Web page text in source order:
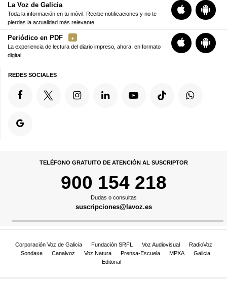
La Voz de Galicia
Toda la información en tu móvil. Recibe notificaciones y no te
pierdas la actualidad más relevante
Periódico en PDF
La experiencia de lectura del diario impreso, ahora, en formato
digital
REDES SOCIALES
TELÉFONO GRATUITO DE ATENCIÓN AL SUSCRIPTOR
900 154 218
Dudas o consultas
suscripciones@lavoz.es
Corporación Voz de Galicia Fundación SRFL Voz Audiovisual
RadioVoz
Sondaxe
Canalvoz Voz Natura Prensa-Escuela MPXA
Galicia
Editorial